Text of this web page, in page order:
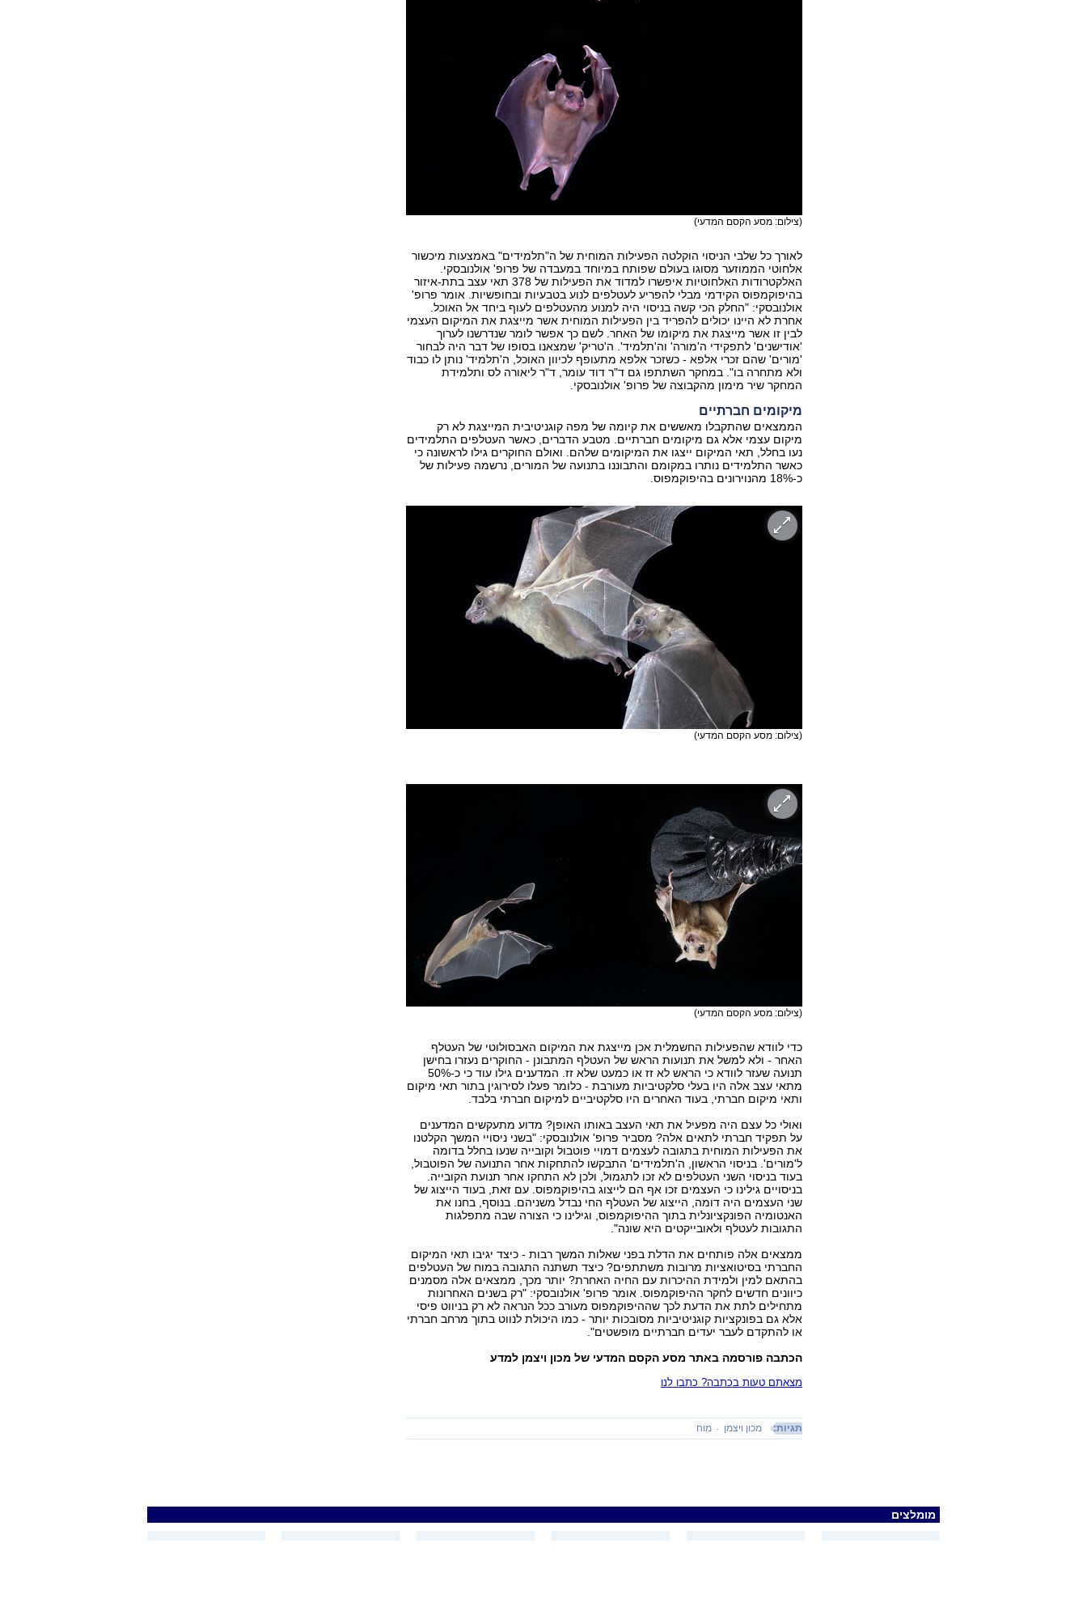
(צילום: מסע הקסם המדעי)
לאורך כל שלבי הניסוי הוקלטה הפעילות המוחית של ה"תלמידים" באמצעות מיכשור
אלחוטי הממוזער מסוגו בעולם שפותח במיוחד במעבדה של פרופ' אולנובסקי.
האלקטרודות האלחוטיות איפשרו למדוד את הפעילות של 378 תאי עצב בתת-איזור
בהיפוקמפוס הקידמי מבלי להפריע לעטלפים לנוע בטבעיות ובחופשיות. אומר פרופ'
אולנובסקי: "החלק הכי קשה בניסוי היה למנוע מהעטלפים לעוף ביחד אל האוכל.
אחרת לא היינו יכולים להפריד בין הפעילות המוחית אשר מייצגת את המיקום העצמי
לבין זו אשר מייצגת את מיקומו של האחר. לשם כך אפשר לומר שנדרשנו לערוך
'אודישנים' לתפקידי ה'מורה' וה'תלמיד'. ה'טריק' שמצאנו בסופו של דבר היה לבחור
'מורים' שהם זכרי אלפא - כשזכר אלפא מתעופף לכיוון האוכל, ה'תלמיד' נותן לו כבוד
ולא מתחרה בו". במחקר השתתפו גם ד"ר דוד עומר, ד"ר ליאורה לס ותלמידת
המחקר שיר מימון מהקבוצה של פרופ' אולנובסקי.
מיקומים חברתיים
הממצאים שהתקבלו מאששים את קיומה של מפה קוגניטיבית המייצגת לא רק
מיקום עצמי אלא גם מיקומים חברתיים. מטבע הדברים, כאשר העטלפים התלמידים
נעו בחלל, תאי המיקום ייצגו את המיקומים שלהם. ואולם החוקרים גילו לראשונה כי
כאשר התלמידים נותרו במקומם והתבוננו בתנועה של המורים, נרשמה פעילות של
כ-18% מהנוירונים בהיפוקמפוס.
(צילום: מסע הקסם המדעי)
(צילום: מסע הקסם המדעי)
כדי לוודא שהפעילות החשמלית אכן מייצגת את המיקום האבסולוטי של העטלף
האחר - ולא למשל את תנועות הראש של העטלף המתבונן - החוקרים נעזרו בחישן
תנועה שעזר לוודא כי הראש לא זז או כמעט שלא זז. המדענים גילו עוד כי כ-50%
מתאי עצב אלה היו בעלי סלקטיביות מעורבת - כלומר פעלו לסירוגין בתור תאי מיקום
ותאי מיקום חברתי, בעוד האחרים היו סלקטיביים למיקום חברתי בלבד.
ואולי כל עצם היה מפעיל את תאי העצב באותו האופן? מדוע מתעקשים המדענים
על תפקיד חברתי לתאים אלה? מסביר פרופ' אולנובסקי: "בשני ניסויי המשך הקלטנו
את הפעילות המוחית בתגובה לעצמים דמויי פוטבול וקובייה שנעו בחלל בדומה
ל'מורים'. בניסוי הראשון, ה'תלמידים' התבקשו להתחקות אחר התנועה של הפוטבול,
בעוד בניסוי השני העטלפים לא זכו לתגמול, ולכן לא התחקו אחר תנועת הקובייה.
בניסויים גילינו כי העצמים זכו אף הם לייצוג בהיפוקמפוס. עם זאת, בעוד הייצוג של
שני העצמים היה דומה, הייצוג של העטלף החי נבדל משניהם. בנוסף, בחנו את
האנטומיה הפונקציונלית בתוך ההיפוקמפוס, וגילינו כי הצורה שבה מתפלגות
התגובות לעטלף ולאובייקטים היא שונה".
ממצאים אלה פותחים את הדלת בפני שאלות המשך רבות - כיצד יגיבו תאי המיקום
החברתי בסיטואציות מרובות משתתפים? כיצד תשתנה התגובה במוח של העטלפים
בהתאם למין ולמידת ההיכרות עם החיה האחרת? יותר מכך, ממצאים אלה מסמנים
כיוונים חדשים לחקר ההיפוקמפוס. אומר פרופ' אולנובסקי: "רק בשנים האחרונות
מתחילים לתת את הדעת לכך שההיפוקמפוס מעורב ככל הנראה לא רק בניווט פיסי
אלא גם בפונקציות קוגניטיביות מסובכות יותר - כמו היכולת לנווט בתוך מרחב חברתי
או להתקדם לעבר יעדים חברתיים מופשטים".
הכתבה פורסמה באתר מסע הקסם המדעי של מכון ויצמן למדע
מצאתם טעות בכתבה? כתבו לנו
תגיות: מכון ויצמן מוח
מומלצים